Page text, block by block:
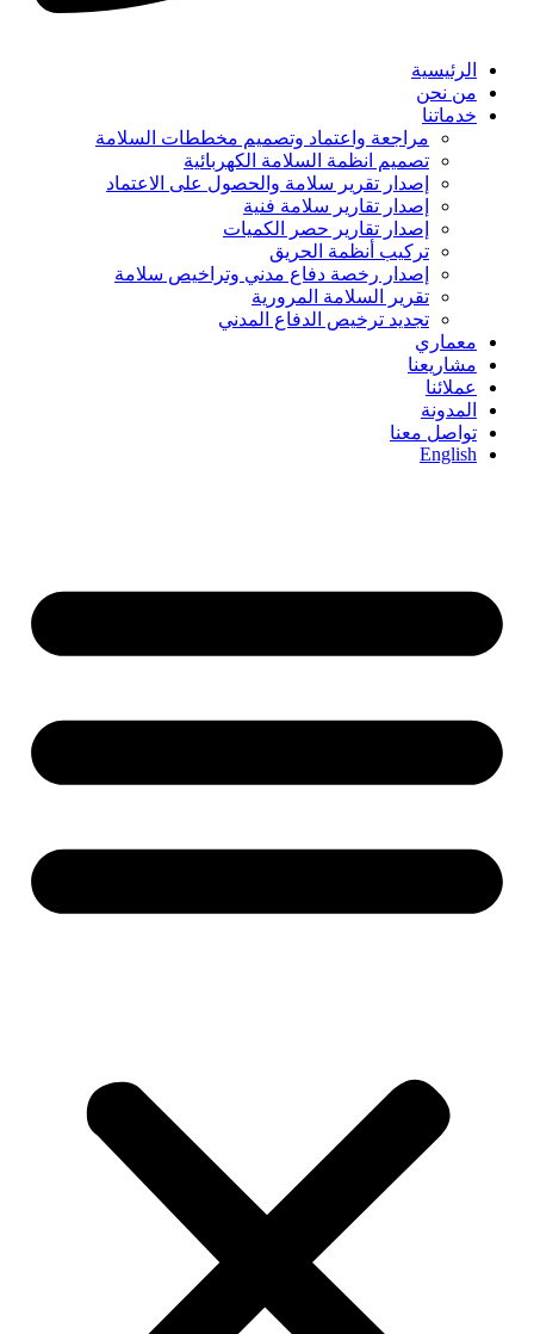
الرئيسية
من نحن
خدماتنا
مراجعة واعتماد وتصميم مخططات السلامة
تصميم انظمة السلامة الكهربائية
إصدار تقرير سلامة والحصول على الاعتماد
إصدار تقارير سلامة فنية
إصدار تقارير حصر الكميات
تركيب أنظمة الحريق
إصدار رخصة دفاع مدني وتراخيص سلامة
تقرير السلامة المرورية
تجديد ترخيص الدفاع المدني
معماري
مشاريعنا
عملائنا
المدونة
تواصل معنا
English